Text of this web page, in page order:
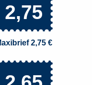
2,75
2,75 €